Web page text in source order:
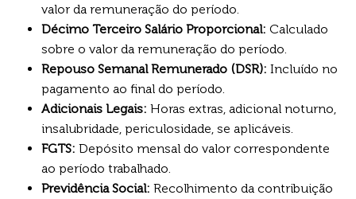
valor da remuneração do período.
Décimo Terceiro Salário Proporcional: Calculado
sobre o valor da remuneração do período.
Repouso Semanal Remunerado (DSR): Incluído no
pagamento ao final do período.
Adicionais Legais: Horas extras, adicional noturno,
insalubridade, periculosidade, se aplicáveis.
FGTS: Depósito mensal do valor correspondente
ao período trabalhado.
Previdência Social: Recolhimento da contribuição